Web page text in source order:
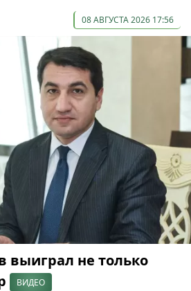
08 АВГУСТА 2026 17:56
выиграл не только
ВИДЕО